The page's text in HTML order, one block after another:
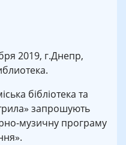
2019, г.Днепр,
бібліотека та
запрошують
музичну програму